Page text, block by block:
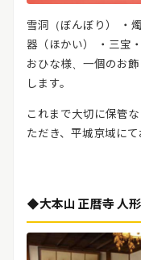
雪洞（ぼんぼり） ・
器（ほかい） ・三宝
おひな様、一個のお
します。
これまで大切に保管
ただき、平城京域にて
◆大本山 正暦寺 人